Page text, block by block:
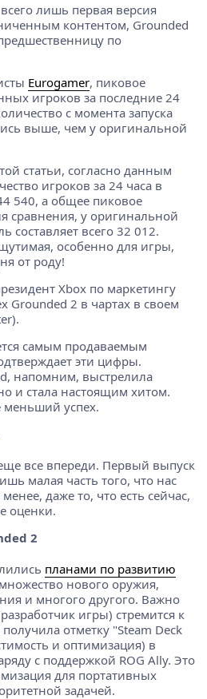
лишь первая версия
контентом, Grounded
по
Eurogamer, пиковое
игроков за последние 24
с момента запуска
выше, чем у оригинальной
статьи, согласно данным
игроков за 24 часа в
540, а общее пиковое
сравнения, у оригинальной
составляет всего 32 012.
особенно для игры,
от роду!
Xbox по маркетингу
Grounded 2 в чартах в своем
самым продаваемым
эти цифры.
напомним, выстрелила
и стала настоящим хитом.
меньший успех.
все впереди. Первый выпуск
малая часть того, что нас
даже то, что есть сейчас,
оценки.
2
планами по развитию
нового оружия,
и многого другого. Важно
игры) стремится к
отметку "Steam Deck
и оптимизация) в
с поддержкой ROG Ally. Это
для портативных
задачей.